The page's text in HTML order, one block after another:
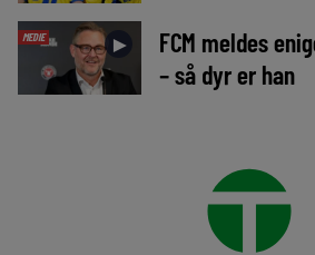
MEDIE ►
FCM meldes
– så dyr er han